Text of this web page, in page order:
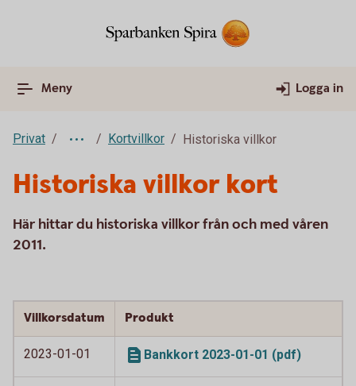
Meny Logga in
Privat Kortvillkor Historiska villkor
Historiska villkor kort
Här hittar du historiska villkor från och med våren
2011.
Villkorsdatum Produkt
2023-01-01 Bankkort 2023-01-01 (pdf)